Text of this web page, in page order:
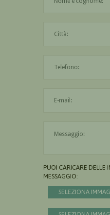
PUOI CARICARE DELLE
MESSAGGIO:
SELEZIONA